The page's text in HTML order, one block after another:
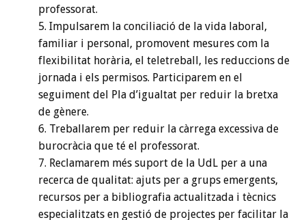
professorat.
Impulsarem la conciliació de la vida laboral,
familiar i personal, promovent mesures com la
flexibilitat horària, el teletreball, les reduccions de
jornada i els permisos. Participarem en el
seguiment del Pla d’igualtat per reduir la bretxa
de gènere.
Treballarem per reduir la càrrega excessiva de
burocràcia que té el professorat.
Reclamarem més suport de la UdL per a una
recerca de qualitat: ajuts per a grups emergents,
recursos per a bibliografia actualitzada i tècnics
especialitzats en gestió de projectes per facilitar la